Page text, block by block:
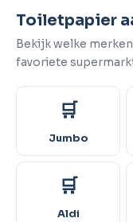
Toiletpapier
Bekijk welke
favoriete
🛒
Jumbo
🛒
Aldi